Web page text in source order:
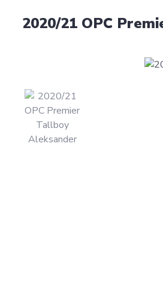
2020/21 OPC